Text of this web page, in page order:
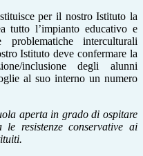
per il nostro Istituto la
tutto l’impianto educativo e
interculturali
Istituto deve confermare la
inclusione degli alunni
al suo interno un numero
aperta in grado di ospitare
resistenze conservative ai